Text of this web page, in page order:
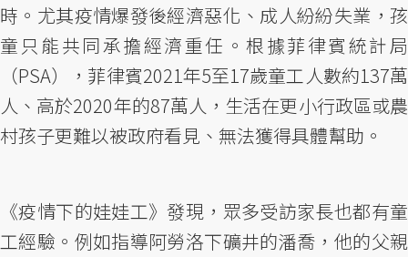
時。尤其疫情爆發後經濟惡化、成人紛紛失業，孩
童只能共同承擔經濟重任。根據菲律賓統計局
（PSA），菲律賓2021年5至17歲童工人數約137萬
人、高於2020年的87萬人，生活在更小行政區或農
村孩子更難以被政府看見、無法獲得具體幫助。
《疫情下的娃娃工》發現，眾多受訪家長也都有童
工經驗。例如指導阿勞洛下礦井的潘喬，他的父親